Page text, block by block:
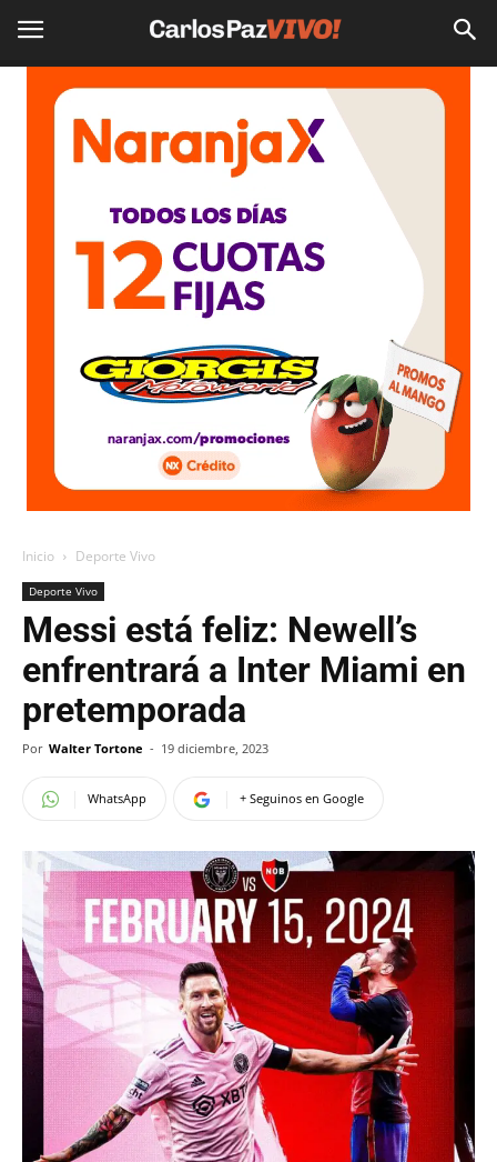
Inicio Deporte Vivo
Deporte Vivo
Messi está feliz: Newell’s
enfrentrará a Inter Miami en
pretemporada
Por Walter Tortone - 19 diciembre, 2023
WhatsApp + Seguinos en Google